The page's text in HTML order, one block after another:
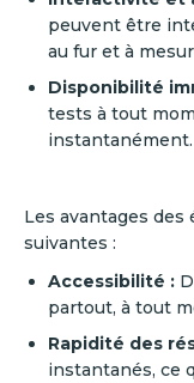
peuvent être
au fur et à
Disponibilité
tests à tout
instantanément.
Les avantages
suivantes :
Accessibilité :
partout, à tout
Rapidité des
instantanés, ce